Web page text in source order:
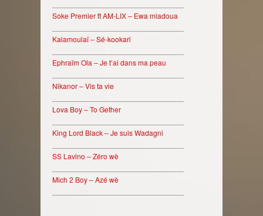
Soke Premier ft AM-LIX – Ewa miadoua
Kalamoulaï – Sé-kookari
Ephraïm Ola – Je t’ai dans ma peau
Nikanor – Vis ta vie
Lova Boy – To Gether
King Lord Black – Je suis Wadagni
SS Lavino – Zéro wè
Mich 2 Boy – Azé wè